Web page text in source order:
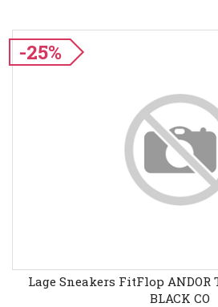
-25%
Lage Sneakers FitFlop ANDOR
BLACK CO